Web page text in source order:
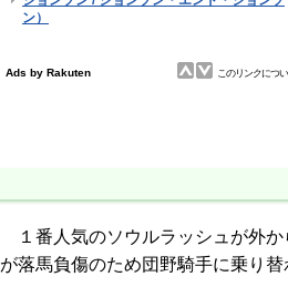
１番人気のソウルラッシュが外
が落馬負傷のため団野騎手に乗り